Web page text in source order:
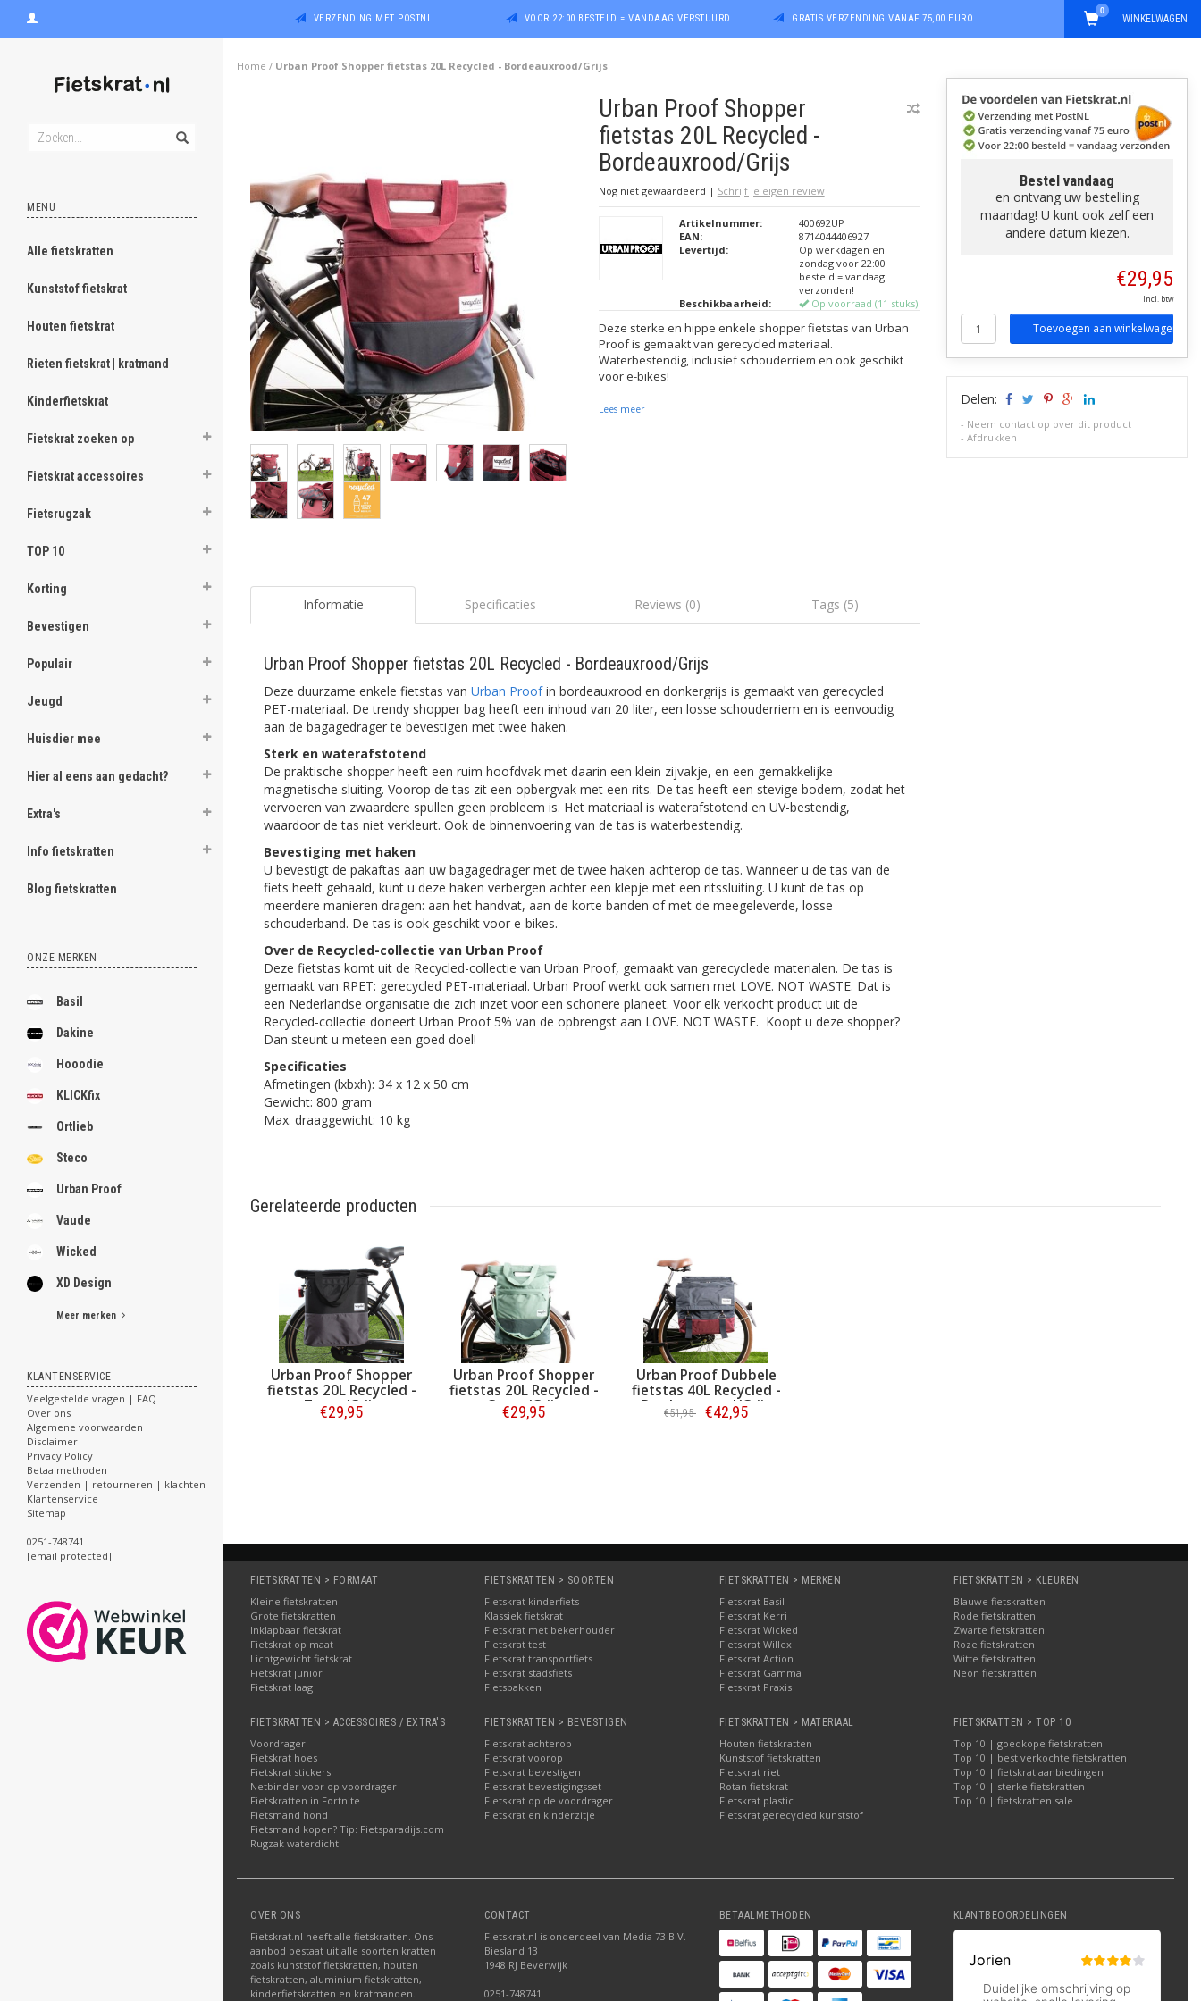
VERZENDING MET POSTNL VOOR 22:00 BESTELD = VANDAAG VERSTUURD GRATIS VERZENDING VANAF 75,00 EURO WINKELWAGEN
0
MENU
Alle fietskratten
Kunststof fietskrat
Houten fietskrat
Rieten fietskrat | kratmand
Kinderfietskrat
Fietskrat zoeken op
Fietskrat accessoires
Fietsrugzak
TOP 10
Korting
Bevestigen
Populair
Jeugd
Huisdier mee
Hier al eens aan gedacht?
Extra's
Info fietskratten
Blog fietskratten
ONZE MERKEN
Basil
Dakine
Hooodie
KLICKfix
Ortlieb
Steco
Urban Proof
Vaude
Wicked
XD Design
Meer merken
KLANTENSERVICE
Veelgestelde vragen | FAQ
Over ons
Algemene voorwaarden
Disclaimer
Privacy Policy
Betaalmethoden
Verzenden | retourneren | klachten
Klantenservice
Sitemap
0251-748741
[email protected]
Home / Urban Proof Shopper fietstas 20L Recycled - Bordeauxrood/Grijs
Urban Proof Shopper
fietstas 20L Recycled -
Bordeauxrood/Grijs
Nog niet gewaardeerd | Schrijf je eigen review
Artikelnummer:
400692UP
EAN:
8714044406927
Levertijd:
Op werkdagen en
zondag voor 22:00
besteld = vandaag
verzonden!
Beschikbaarheid:
Op voorraad (11 stuks)
Deze sterke en hippe enkele shopper fietstas van Urban
Proof is gemaakt van gerecycled materiaal.
Waterbestendig, inclusief schouderriem en ook geschikt
voor e-bikes!
Lees meer
Informatie Specificaties Reviews (0) Tags (5)
Urban Proof Shopper fietstas 20L Recycled - Bordeauxrood/Grijs
Deze duurzame enkele fietstas van Urban Proofin bordeauxrood en donkergrijs is gemaakt van gerecycled
PET-materiaal. De trendy shopper bag heeft een inhoud van 20 liter, een losse schouderriem en is eenvoudig
aan de bagagedrager te bevestigen met twee haken.
Sterk en waterafstotend
De praktische shopper heeft een ruim hoofdvak met daarin een klein zijvakje, en een gemakkelijke
magnetische sluiting. Voorop de tas zit een opbergvak met een rits. De tas heeft een stevige bodem, zodat het
vervoeren van zwaardere spullen geen probleem is. Het materiaal is waterafstotend en UV-bestendig,
waardoor de tas niet verkleurt. Ook de binnenvoering van de tas is waterbestendig.
Bevestiging met haken
U bevestigt de pakaftas aan uw bagagedrager met de twee haken achterop de tas. Wanneer u de tas van de
fiets heeft gehaald, kunt u deze haken verbergen achter een klepje met een ritssluiting. U kunt de tas op
meerdere manieren dragen: aan het handvat, aan de korte banden of met de meegeleverde, losse
schouderband. De tas is ook geschikt voor e-bikes.
Over de Recycled-collectie van Urban Proof
Deze fietstas komt uit de Recycled-collectie van Urban Proof, gemaakt van gerecyclede materialen. De tas is
gemaakt van RPET: gerecycled PET-materiaal. Urban Proof werkt ook samen met LOVE. NOT WASTE. Dat is
een Nederlandse organisatie die zich inzet voor een schonere planeet. Voor elk verkocht product uit de
Recycled-collectie doneert Urban Proof 5% van de opbrengst aan LOVE. NOT WASTE. Koopt u deze shopper?
Dan steunt u meteen een goed doel!
Specificaties
Afmetingen (lxbxh): 34 x 12 x 50 cm
Gewicht: 800 gram
Max. draaggewicht: 10 kg
Bestel vandaag
en ontvang uw bestelling
maandag! U kunt ook zelf een
andere datum kiezen.
€29,95
Incl. btw
Toevoegen aan winkelwagen
Delen:
- Neem contact op over dit product
-Afdrukken
Gerelateerde producten
Urban Proof Shopper
fietstas 20L Recycled -
Zwart/Grijs
€29,95
Urban Proof Shopper
fietstas 20L Recycled -
Groen/Grijs
€29,95
Urban Proof Dubbele
fietstas 40L Recycled -
Bordeauxrood/Grijs
€51,95 €42,95
FIETSKRATTEN > FORMAAT
Kleine fietskratten
Grote fietskratten
Inklapbaar fietskrat
Fietskrat op maat
Lichtgewicht fietskrat
Fietskrat junior
Fietskrat laag
FIETSKRATTEN > SOORTEN
Fietskrat kinderfiets
Klassiek fietskrat
Fietskrat met bekerhouder
Fietskrat test
Fietskrat transportfiets
Fietskrat stadsfiets
Fietsbakken
FIETSKRATTEN > MERKEN
Fietskrat Basil
Fietskrat Kerri
Fietskrat Wicked
Fietskrat Willex
Fietskrat Action
Fietskrat Gamma
Fietskrat Praxis
FIETSKRATTEN > KLEUREN
Blauwe fietskratten
Rode fietskratten
Zwarte fietskratten
Roze fietskratten
Witte fietskratten
Neon fietskratten
FIETSKRATTEN > ACCESSOIRES / EXTRA'S
Voordrager
Fietskrat hoes
Fietskrat stickers
Netbinder voor op voordrager
Fietskratten in Fortnite
Fietsmand hond
Fietsmand kopen? Tip: Fietsparadijs.com
Rugzak waterdicht
FIETSKRATTEN > BEVESTIGEN
Fietskrat achterop
Fietskrat voorop
Fietskrat bevestigen
Fietskrat bevestigingsset
Fietskrat op de voordrager
Fietskrat en kinderzitje
FIETSKRATTEN > MATERIAAL
Houten fietskratten
Kunststof fietskratten
Fietskrat riet
Rotan fietskrat
Fietskrat plastic
Fietskrat gerecycled kunststof
FIETSKRATTEN > TOP 10
Top 10 | goedkope fietskratten
Top 10 | best verkochte fietskratten
Top 10 | fietskrat aanbiedingen
Top 10 | sterke fietskratten
Top 10 | fietskratten sale
OVER ONS
Fietskrat.nl heeft alle fietskratten. Ons
aanbod bestaat uit alle soorten kratten
zoals kunststof fietskratten, houten
fietskratten, aluminium fietskratten,
kinderfietskratten en kratmanden.
CONTACT
Fietskrat.nl is onderdeel van Media 73 B.V.
Biesland 13
1948 RJ Beverwijk
0251-748741
BETAALMETHODEN KLANTBEOORDELINGEN